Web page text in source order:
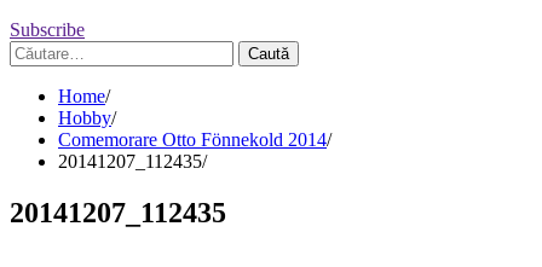
Subscribe
Caută
după:
Home
Hobby
Comemorare Otto Fönnekold 2014
20141207_112435
20141207_112435